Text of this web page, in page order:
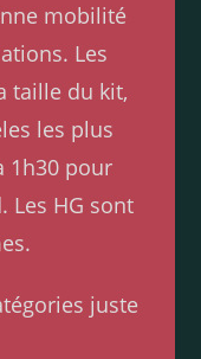
mobilité
Les
taille du kit,
les plus
1h30 pour
Les HG sont
juste